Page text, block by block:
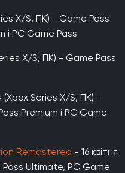
X/S, ПК) - Game Pass
і PC Game Pass
X/S, ПК) - Game Pass
(Xbox Series X/S, ПК) -
Premium і PC Game
Remastered - 16 квітня
Ultimate, PC Game